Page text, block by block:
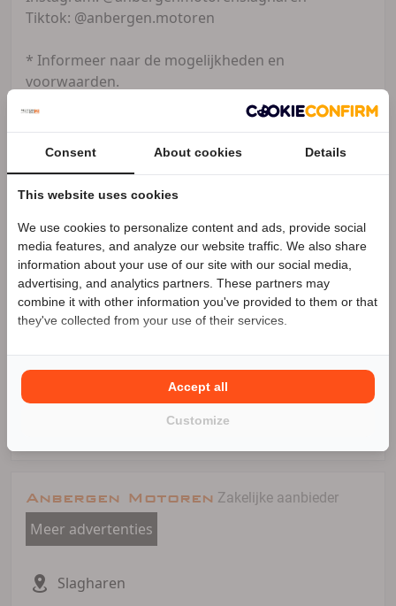
Tiktok: @anbergen.motoren
* Informeer naar de mogelijkheden en
voorwaarden.
** Voor de afleveringsbeurt en bijkomende kosten
vragen wij
mogelijke zorg
samengesteld. Er kunnen echter geen rechten aan
worden
ontleend. Zet- en drukfouten zijn voorbehouden.
Controleer
zaken (o.a.
accessoires, opties) die voor uw beslissing
belangrijk
Anbergen Motoren Zakelijke aanbieder
Meer advertenties
Slagharen
Speciale Motor2go prijs
Benieuwd naar de speciale Motor2go prijs? Bel
0523682783
Consent About cookies Details
This website uses cookies
We use cookies to personalize content and ads, provide social
media features, and analyze our website traffic. We also share
information about your use of our site with our social media,
advertising, and analytics partners. These partners may
combine it with other information you've provided to them or that
they've collected from your use of their services.
Customize
Accept all